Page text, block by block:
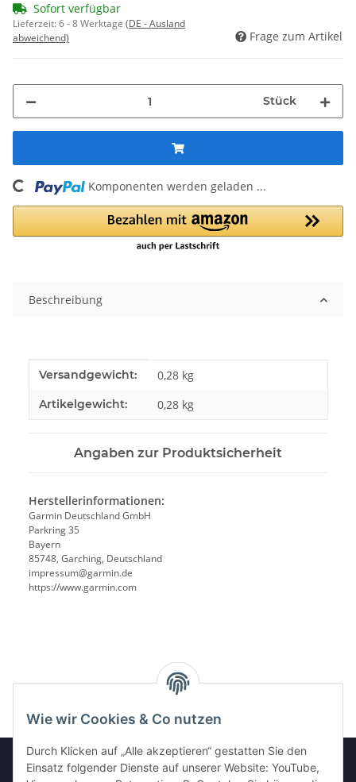
Wie wir Cookies & Co nutzen
Durch Klicken auf „Alle akzeptieren“ gestatten Sie den
Einsatz folgender Dienste auf unserer Website: YouTube,
Sofort verfügbar
Lieferzeit:6 - 8 Werktage (DE - Ausland
abweichend)
Frage zum Artikel
Stück
Loading... Komponenten werden geladen ...
Beschreibung
Produkteigenschaft
Wert
Versandgewicht: 0,28 kg
Artikelgewicht: 0,28 kg
Angaben zur Produktsicherheit
Herstellerinformationen:
Garmin Deutschland GmbH
Parkring 35
Bayern
85748, Garching, Deutschland
impressum@garmin.de
https://www.garmin.com